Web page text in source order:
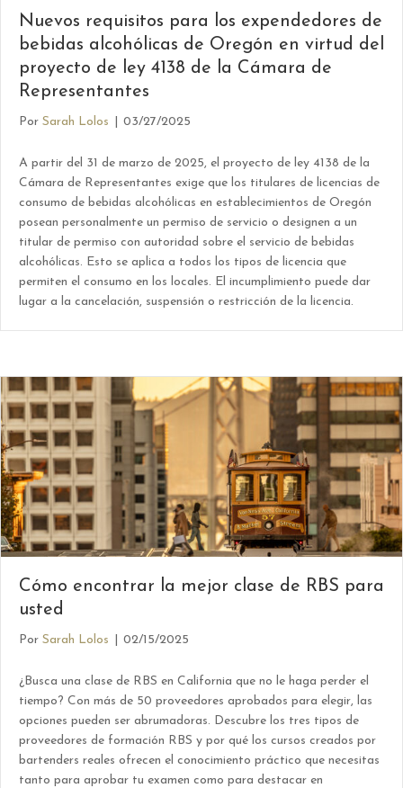
Nuevos requisitos para los expendedores de
bebidas alcohólicas de Oregón en virtud del
proyecto de ley 4138 de la Cámara de
Representantes
Por Sarah Lolos 03/27/2025
A partir del 31 de marzo de 2025, el proyecto de ley 4138 de la
Cámara de Representantes exige que los titulares de licencias de
consumo de bebidas alcohólicas en establecimientos de Oregón
posean personalmente un permiso de servicio o designen a un
titular de permiso con autoridad sobre el servicio de bebidas
alcohólicas. Esto se aplica a todos los tipos de licencia que
permiten el consumo en los locales. El incumplimiento puede dar
lugar a la cancelación, suspensión o restricción de la licencia.
Cómo encontrar la mejor clase de RBS para
usted
Por Sarah Lolos 02/15/2025
¿Busca una clase de RBS en California que no le haga perder el
tiempo? Con más de 50 proveedores aprobados para elegir, las
opciones pueden ser abrumadoras. Descubre los tres tipos de
proveedores de formación RBS y por qué los cursos creados por
bartenders reales ofrecen el conocimiento práctico que necesitas
tanto para aprobar tu examen como para destacar en